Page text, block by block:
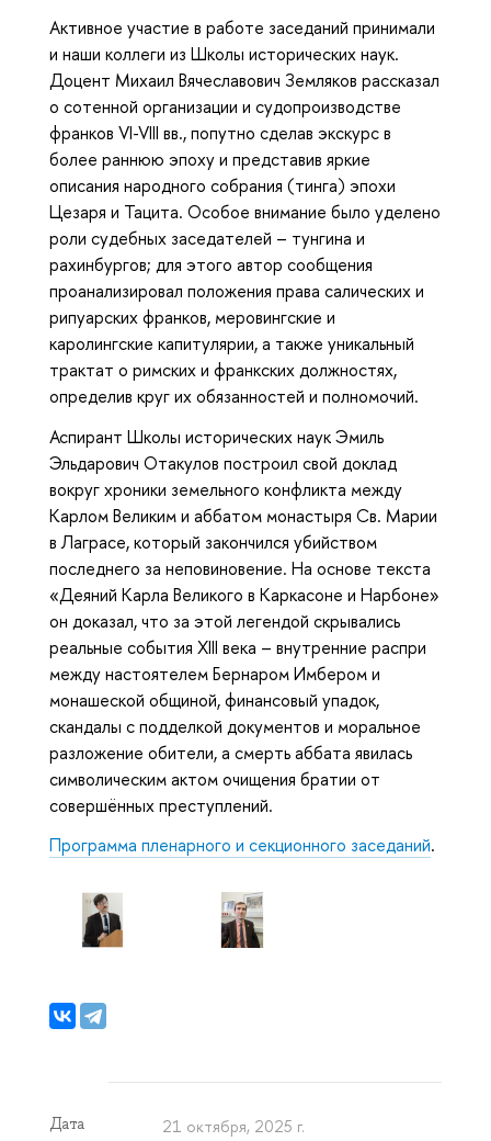
Активное участие в работе заседаний принимали
и наши коллеги из Школы исторических наук.
Доцент Михаил Вячеславович Земляков рассказал
о сотенной организации и судопроизводстве
франков VI-VIII вв., попутно сделав экскурс в
более раннюю эпоху и представив яркие
описания народного собрания (тинга) эпохи
Цезаря и Тацита. Особое внимание было уделено
роли судебных заседателей – тунгина и
рахинбургов; для этого автор сообщения
проанализировал положения права салических и
рипуарских франков, меровингские и
каролингские капитулярии, а также уникальный
трактат о римских и франкских должностях,
определив круг их обязанностей и полномочий.
Аспирант Школы исторических наук Эмиль
Эльдарович Отакулов построил свой доклад
вокруг хроники земельного конфликта между
Карлом Великим и аббатом монастыря Св. Марии
в Лаграсе, который закончился убийством
последнего за неповиновение. На основе текста
«Деяний Карла Великого в Каркасоне и Нарбоне»
он доказал, что за этой легендой скрывались
реальные события XIII века – внутренние распри
между настоятелем Бернаром Имбером и
монашеской общиной, финансовый упадок,
скандалы с подделкой документов и моральное
разложение обители, а смерть аббата явилась
символическим актом очищения братии от
совершённых преступлений.
Программа пленарного и секционного заседаний.
Дата 21 октября, 2025 г.